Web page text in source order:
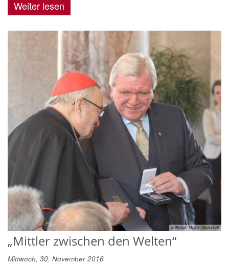
Weiter lesen
© Bistum Mainz / Matschak
„Mittler zwischen den Welten“
Mittwoch, 30. November 2016